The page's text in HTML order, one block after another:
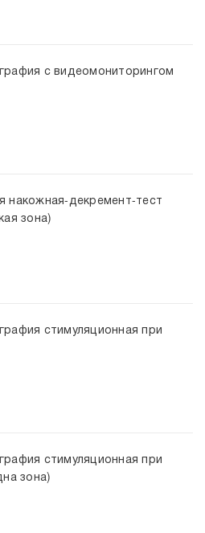
с видеомониторингом
накожная-декремент-тест
зона)
стимуляционная при
стимуляционная при
зона)